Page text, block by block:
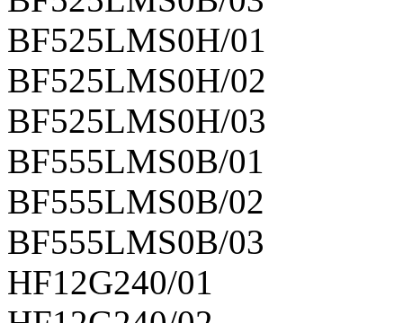
BF525LMS0H/01
BF525LMS0H/02
BF525LMS0H/03
BF555LMS0B/01
BF555LMS0B/02
BF555LMS0B/03
HF12G240/01